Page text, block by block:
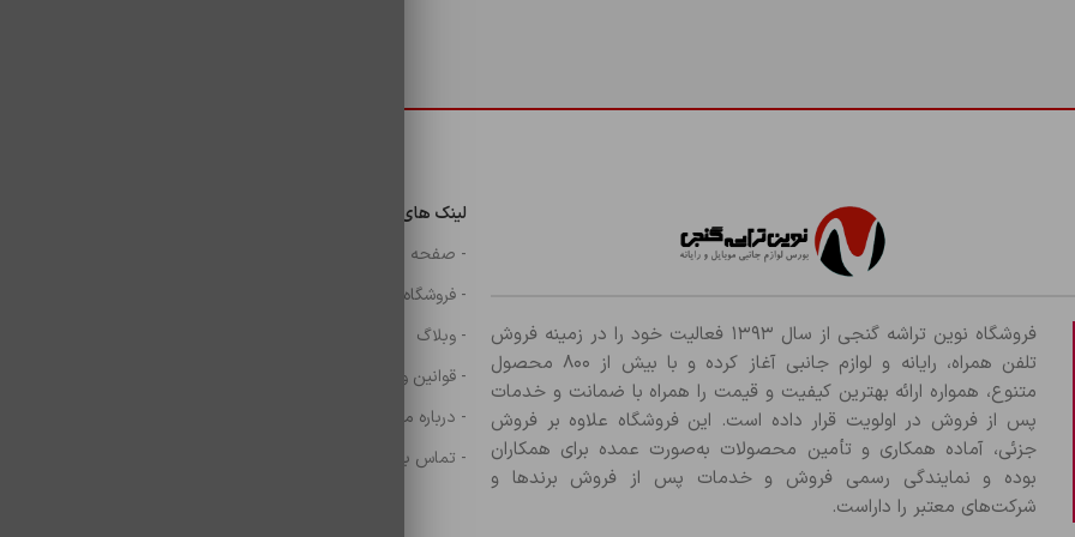
فروشگاه نوین تراشه گنجی از سال ۱۳۹۳ فعالیت خود را در زمینه فروش
تلفن همراه، رایانه و لوازم جانبی آغاز کرده و با بیش از ۸۰۰ محصول
متنوع، همواره ارائه بهترین کیفیت و قیمت را همراه با ضمانت و خدمات
پس از فروش در اولویت قرار داده است. این فروشگاه علاوه بر فروش
جزئی، آماده همکاری و تأمین محصولات به‌صورت عمده برای همکاران
بوده و نمایندگی رسمی فروش و خدمات پس از فروش برندها و
شرکت‌های معتبر را داراست.
لینک های مهم
- صفحه اصلی
- فروشگاه
- وبلاگ
- قوانین و مقررات
- درباره ما
- تماس با ما